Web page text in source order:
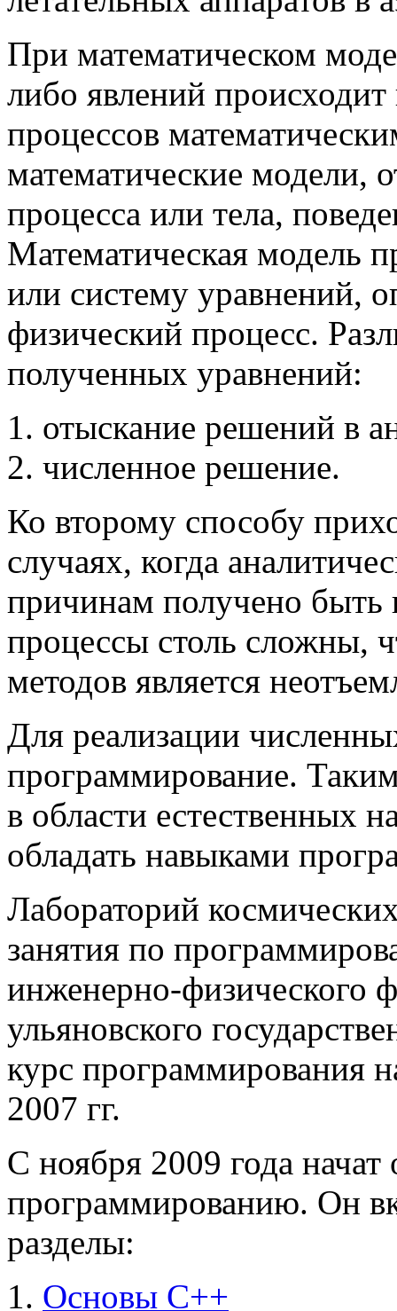
При математическом
либо явлений
процессов
математические модели,
процесса или тела,
Математическая модель
или систему уравнений,
физический процесс.
полученных уравнений:
отыскание решений в
численное решение.
Ко второму способу
случаях, когда
причинам получено быть
процессы столь сложны,
методов является
Для реализации
программирование.
в области естественных
обладать навыками
Лабораторий
занятия по
инженерно-физического
ульяновского
курс программирования
2007 гг.
С ноября 2009 года
программированию. Он
разделы:
Основы C++